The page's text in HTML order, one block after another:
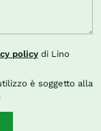
policy di Lino
è soggetto alla